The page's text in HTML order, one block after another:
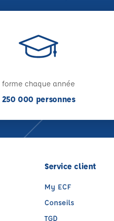
forme chaque année
250 000 personnes
Service client
My ECF
Conseils
TGD